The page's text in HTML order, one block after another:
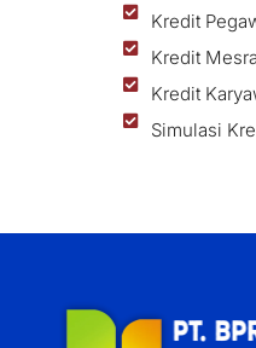
Kredit
Kredit
Kredit
Simulasi